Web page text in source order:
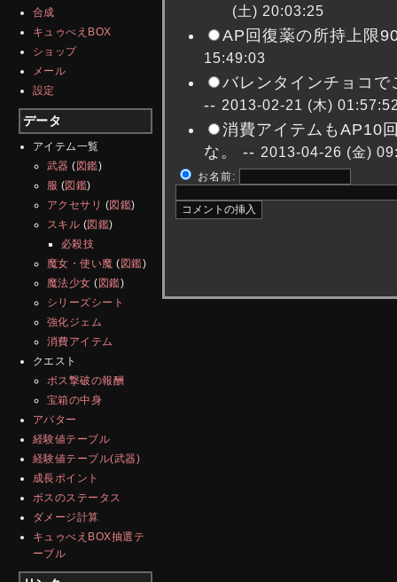
合成
キュゥべえBOX
ショップ
メール
設定
データ
アイテム一覧
武器 (図鑑)
服 (図鑑)
アクセサリ (図鑑)
スキル (図鑑)
必殺技
魔女・使い魔 (図鑑)
魔法少女 (図鑑)
シリーズシート
強化ジェム
消費アイテム
クエスト
ボス撃破の報酬
宝箱の中身
アバター
経験値テーブル
経験値テーブル(武器)
成長ポイント
ボスのステータス
ダメージ計算
キュゥべえBOX抽選テ
ーブル
(土) 20:03:25
AP回復薬の所持上限
15:49:03
バレンタインチョコ
-- 2013-02-21 (木)
消費アイテムもAP10
な。 -- 2013-04-26 (金)
お名前: